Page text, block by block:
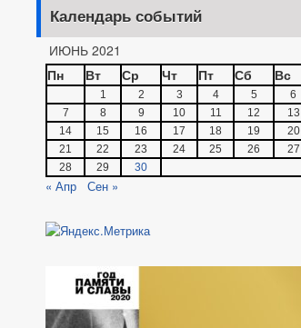
Календарь событий
ИЮНЬ 2021
Пн
Вт Ср Чт Пт Сб Вс
1 2 3 4 5
6
7
8 9 10 11 12
13
14
15 16 17 18 19
20
21
22 23 24 25 26
27
28
29 30
« Апр Сен »